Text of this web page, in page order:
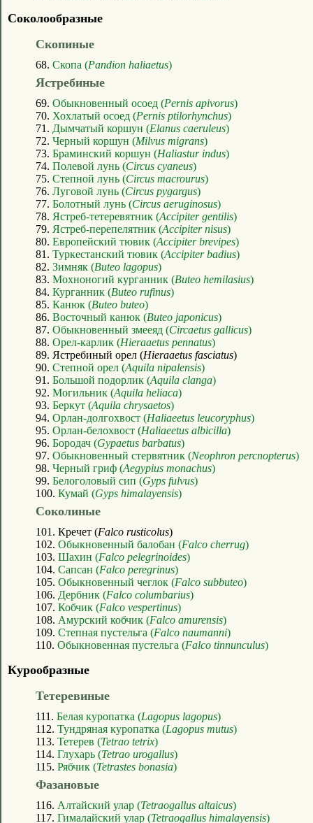
Соколообразные
Скопиные
68. Скопа (Pandion haliaetus)
Ястребиные
69. Обыкновенный осоед (Pernis apivorus)
70. Хохлатый осоед (Pernis ptilorhynchus)
71. Дымчатый коршун (Elanus caeruleus)
72. Черный коршун (Milvus migrans)
73. Браминский коршун (Haliastur indus)
74. Полевой лунь (Circus cyaneus)
75. Степной лунь (Circus macrourus)
76. Луговой лунь (Circus pygargus)
77. Болотный лунь (Circus aeruginosus)
78. Ястреб-тетеревятник (Accipiter gentilis)
79. Ястреб-перепелятник (Accipiter nisus)
80. Европейский тювик (Accipiter brevipes)
81. Туркестанский тювик (Accipiter badius)
82. Зимняк (Buteo lagopus)
83. Мохноногий курганник (Buteo hemilasius)
84. Курганник (Buteo rufinus)
85. Канюк (Buteo buteo)
86. Восточный канюк (Buteo japonicus)
87. Обыкновенный змееяд (Circaetus gallicus)
88. Орел-карлик (Hieraaetus pennatus)
89. Ястребиный орел (Hieraaetus fasciatus)
90. Степной орел (Aquila nipalensis)
91. Большой подорлик (Aquila clanga)
92. Могильник (Aquila heliaca)
93. Беркут (Aquila chrysaetos)
94. Орлан-долгохвост (Haliaeetus leucoryphus)
95. Орлан-белохвост (Haliaeetus albicilla)
96. Бородач (Gypaetus barbatus)
97. Обыкновенный стервятник (Neophron percnopterus)
98. Черный гриф (Aegypius monachus)
99. Белоголовый сип (Gyps fulvus)
100. Кумай (Gyps himalayensis)
Соколиные
101. Кречет (Falco rusticolus)
102. Обыкновенный балобан (Falco cherrug)
103. Шахин (Falco pelegrinoides)
104. Сапсан (Falco peregrinus)
105. Обыкновенный чеглок (Falco subbuteo)
106. Дербник (Falco columbarius)
107. Кобчик (Falco vespertinus)
108. Амурский кобчик (Falco amurensis)
109. Степная пустельга (Falco naumanni)
110. Обыкновенная пустельга (Falco tinnunculus)
Курообразные
Тетеревиные
111. Белая куропатка (Lagopus lagopus)
112. Тундряная куропатка (Lagopus mutus)
113. Тетерев (Tetrao tetrix)
114. Глухарь (Tetrao urogallus)
115. Рябчик (Tetrastes bonasia)
Фазановые
116. Алтайский улар (Tetraogallus altaicus)
117. Гималайский улар (Tetraogallus himalayensis)